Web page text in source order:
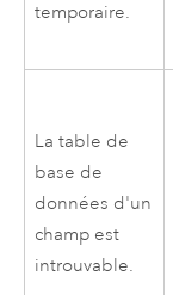
temporaire.
La table de
base de
données d'un
champ est
introuvable.